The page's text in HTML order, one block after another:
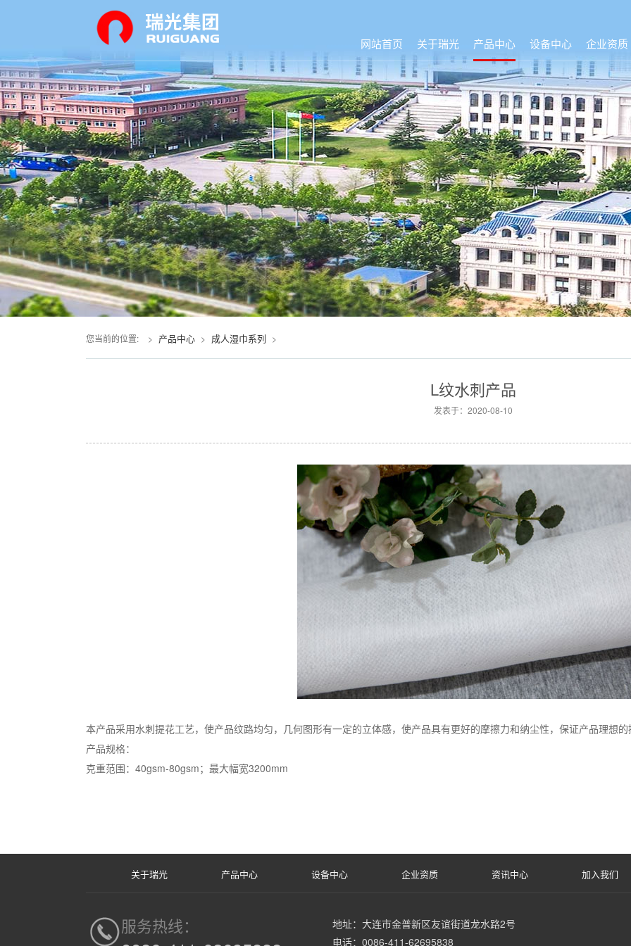
网站首页 关于瑞光
集团概况
企业荣誉
组织机构
企业文化
大事记
产品中心
成人湿巾系列
婴儿湿巾系列
可降解湿巾系列
可冲散厕用湿巾
棉柔巾系列
家庭或工业用擦布
面膜材料
医疗卫生材料
MPM产品
视频专区
设备中心
可冲散水刺生产线
水刺生产线
纺熔法生产线
四色柔版印刷线
MPM线
企业资质
FSC/PEFC
ISO
研发中心
您当前的位置: > 产品中心 > 成人湿巾系列 >
L纹水刺产品
发表于：2020-08-10
本产品采用水刺提花工艺，使产品纹路均匀，几何图形有一定的立体感，使产品具有更好的摩擦力和纳尘性，保证产品理想
产品规格：
克重范围：40gsm-80gsm；最大幅宽3200mm
关于瑞光 产品中心 设备中心 企业资质 资讯中心 加入我们
服务热线：
地址：大连市金普新区友谊街道龙水路2号
电话：0086-411-62695838